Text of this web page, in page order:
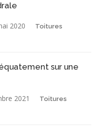
2020 Toitures
sur une
2021 Toitures